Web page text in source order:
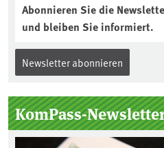
Abonnieren Sie die
und bleiben Sie informiert.
Newsletter abonnieren
KomPass-